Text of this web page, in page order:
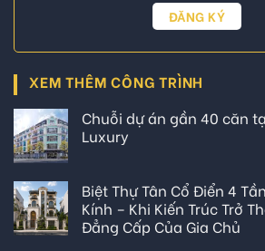
XEM THÊM CÔNG TRÌNH
Chuỗi dự án gần 40 căn
Luxury
Biệt Thự Tân Cổ Điển 4
Kính – Khi Kiến Trúc Trở
Đẳng Cấp Của Gia Chủ